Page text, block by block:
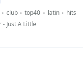
club top40 latin
hits
Just A Little